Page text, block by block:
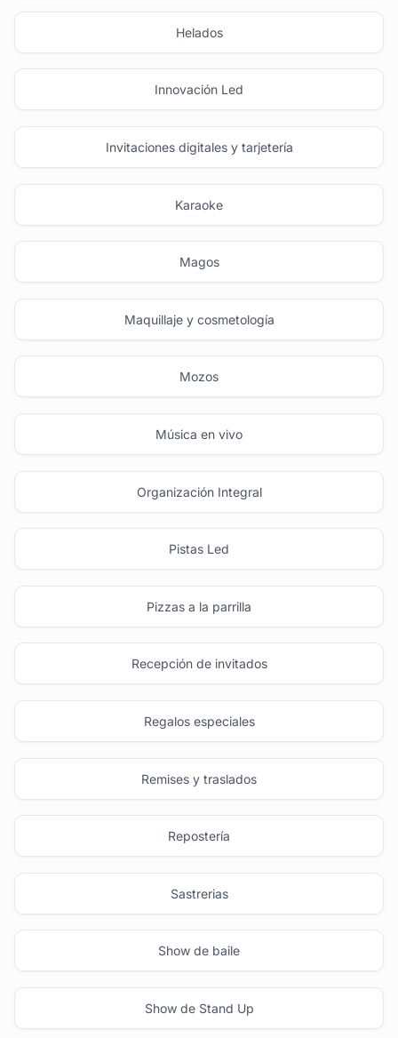
Helados
Innovación Led
Invitaciones digitales y tarjetería
Karaoke
Magos
Maquillaje y cosmetología
Mozos
Música en vivo
Organización Integral
Pistas Led
Pizzas a la parrilla
Recepción de invitados
Regalos especiales
Remises y traslados
Repostería
Sastrerias
Show de baile
Show de Stand Up